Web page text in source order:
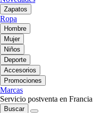
Zapatos
Ropa
Hombre
Mujer
Niños
Deporte
Accesorios
Promociones
Marcas
Servicio postventa en Francia
Buscar